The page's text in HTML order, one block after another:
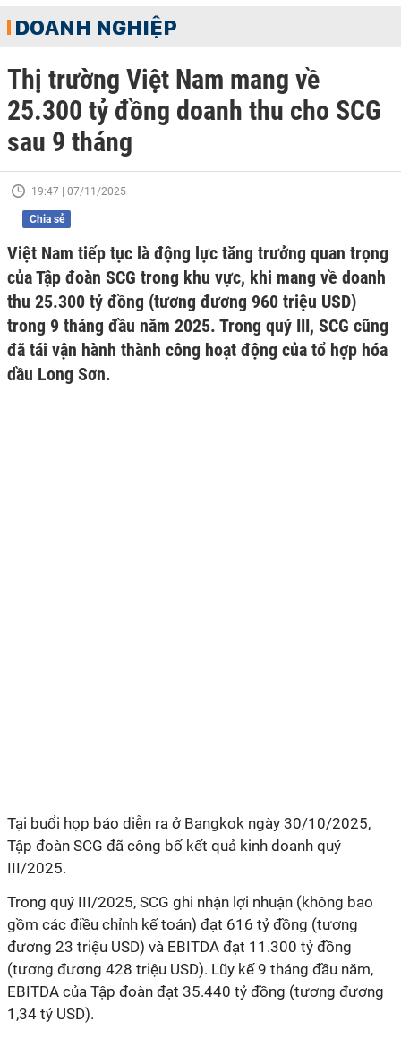
DOANH NGHIỆP
Thị trường Việt Nam mang về
25.300 tỷ đồng doanh thu cho SCG
sau 9 tháng
19:47 | 07/11/2025
Chia sẻ
Việt Nam tiếp tục là động lực tăng trưởng quan trọng
của Tập đoàn SCG trong khu vực, khi mang về doanh
thu 25.300 tỷ đồng (tương đương 960 triệu USD)
trong 9 tháng đầu năm 2025. Trong quý III, SCG cũng
đã tái vận hành thành công hoạt động của tổ hợp hóa
dầu Long Sơn.
Tại buổi họp báo diễn ra ở Bangkok ngày 30/10/2025,
Tập đoàn SCG đã công bố kết quả kinh doanh quý
III/2025.
Trong quý III/2025, SCG ghi nhận lợi nhuận (không bao
gồm các điều chỉnh kế toán) đạt 616 tỷ đồng (tương
đương 23 triệu USD) và EBITDA đạt 11.300 tỷ đồng
(tương đương 428 triệu USD). Lũy kế 9 tháng đầu năm,
EBITDA của Tập đoàn đạt 35.440 tỷ đồng (tương đương
1,34 tỷ USD).